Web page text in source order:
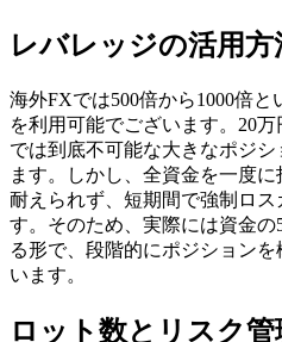
レバレッジの活用方
海外FXでは500倍から1000倍
を利用可能でございます。20
では到底不可能な大きなポジ
ます。しかし、全資金を一度
耐えられず、短期間で強制ロ
す。そのため、実際には資金の
る形で、段階的にポジション
います。
ロット数とリスク管